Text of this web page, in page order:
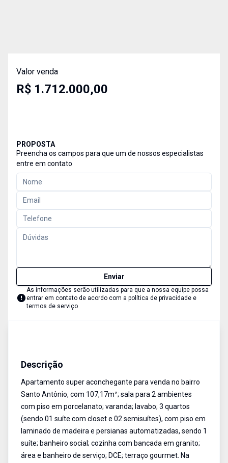
Valor venda
R$ 1.712.000,00
PROPOSTA
Preencha os campos para que um de nossos especialistas
entre em contato
Enviar
As informações serão utilizadas para que a nossa equipe possa
entrar em contato de acordo com a política de privacidade e
termos de serviço
Descrição
Apartamento super aconchegante para venda no bairro
Santo Antônio, com 107,17m²; sala para 2 ambientes
com piso em porcelanato; varanda; lavabo; 3 quartos
(sendo 01 suíte com closet e 02 semisuítes), com piso em
laminado de madeira e persianas automatizadas, sendo 1
suíte; banheiro social; cozinha com bancada em granito;
área e banheiro de serviço; DCE; terraço gourmet. Na